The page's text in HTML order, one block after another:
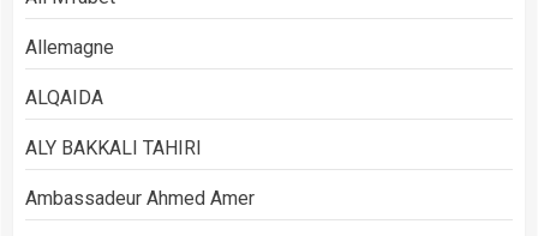
Allemagne
ALQAIDA
ALY BAKKALI TAHIRI
Ambassadeur Ahmed Amer